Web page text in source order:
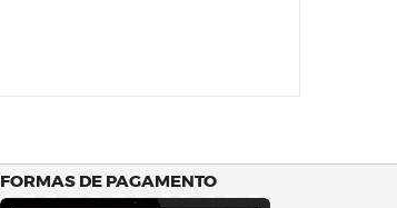
FORMAS DE PAGAMENTO